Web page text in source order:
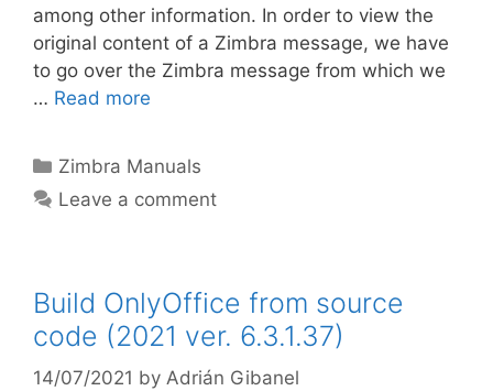
among other information. In order to view the
original content of a Zimbra message, we have
to go over the Zimbra message from which we
… Read more
Zimbra Manuals
Leave a comment
Build OnlyOffice from source
code (2021 ver. 6.3.1.37)
14/07/2021 by Adrián Gibanel